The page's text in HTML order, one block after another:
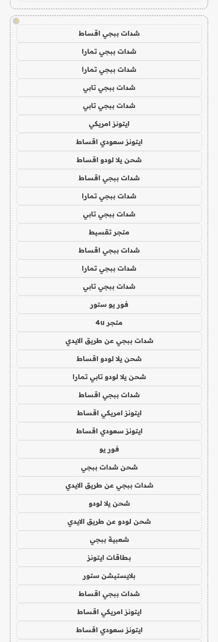
!
شدات ببجي اقساط
شدات ببجي تمارا
شدات ببجي تمارا
شدات ببجي تابي
شدات ببجي تابي
ايتونز امريكي
ايتونز سعودي اقساط
شحن يلا لودو اقساط
شدات ببجي اقساط
شدات ببجي تمارا
شدات ببجي تابي
متجر تقسيط
شدات ببجي اقساط
شدات ببجي تمارا
شدات ببجي تابي
فور يو ستور
متجر 4u
شدات ببجي عن طريق الايدي
شحن يلا لودو اقساط
شحن يلا لودو تابي تمارا
شدات ببجي اقساط
ايتونز امريكي اقساط
ايتونز سعودي اقساط
فور يو
شحن شدات ببجي
شدات ببجي عن طريق الايدي
شحن يلا لودو
شحن لودو عن طريق الايدي
شعبية ببجي
بطاقات ايتونز
بلايستيشن ستور
شدات ببجي اقساط
ايتونز امريكي اقساط
ايتونز سعودي اقساط